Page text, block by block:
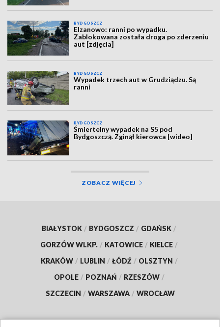
BYDGOSZCZ
Elzanowo: ranni po wypadku.
Zablokowana została droga po zderzeniu
aut [zdjęcia]
BYDGOSZCZ
Wypadek trzech aut w Grudziądzu. Są
ranni
BYDGOSZCZ
Śmiertelny wypadek na S5 pod
Bydgoszczą. Zginął kierowca [wideo]
ZOBACZ WIĘCEJ
BIAŁYSTOK / BYDGOSZCZ / GDAŃSK /
GORZÓW WLKP. / KATOWICE / KIELCE /
KRAKÓW / LUBLIN / ŁÓDŹ / OLSZTYN /
OPOLE / POZNAŃ / RZESZÓW /
SZCZECIN / WARSZAWA / WROCŁAW